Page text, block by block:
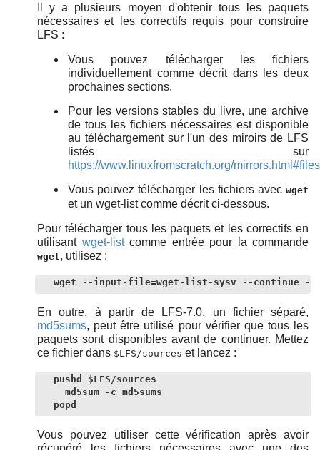
Il y a plusieurs moyen d'obtenir tous les paquets
nécessaires et les correctifs requis pour construire
LFS :
Vous pouvez télécharger les fichiers
individuellement comme décrit dans les deux
prochaines sections.
Pour les versions stables du livre, une archive
de tous les fichiers nécessaires est disponible
au téléchargement sur l'un des miroirs de LFS
listés sur
https://www.linuxfromscratch.org/mirrors.html#files
Vous pouvez télécharger les fichiers avec wget
et un wget-list comme décrit ci-dessous.
Pour télécharger tous les paquets et les correctifs en
utilisant wget-listcomme entrée pour la commande
wget, utilisez :
wget --input-file=wget-list-sysv --continue --
En outre, à partir de LFS-7.0, un fichier séparé,
md5sums, peut être utilisé pour vérifier que tous les
paquets sont disponibles avant de continuer. Mettez
ce fichier dans $LFS/sources et lancez :
pushd $LFS/sources
  md5sum -c md5sums
popd
Vous pouvez utiliser cette vérification après avoir